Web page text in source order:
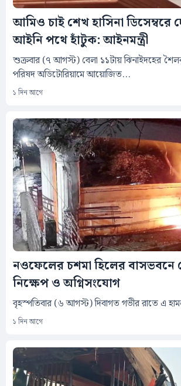
আমিও চাই শেখ হাসিনা ডিসেম্বরে
আইনি পথে হাঁটুক: আইনমন্ত্রী
শুক্রবার (৭ আগস্ট) বেলা ১১টায় ঝিনাইদহের
পরিষদ অডিটোরিয়ামে আয়োজিত...
১ দিন আগে
নওফেলের চশমা হিলের বাসভবনে
নিক্ষেপ ও অগ্নিসংযোগ
বৃহস্পতিবার (৬ আগস্ট) দিবাগত গভীর রাতে এ
১ দিন আগে